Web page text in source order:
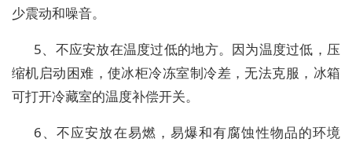
少震动和噪音。
5、不应安放在温度过低的地方。因为温度过低，压
缩机启动困难，使冰柜冷冻室制冷差，无法克服，冰箱
可打开冷藏室的温度补偿开关。
6、不应安放在易燃，易爆和有腐蚀性物品的环境